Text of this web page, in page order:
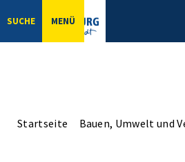
SUCHE MENÜ
Startseite Bauen, Umwelt und